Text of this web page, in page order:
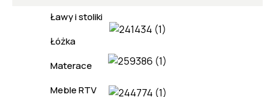
Ławy i stoliki
Łóżka
Materace
Meble RTV